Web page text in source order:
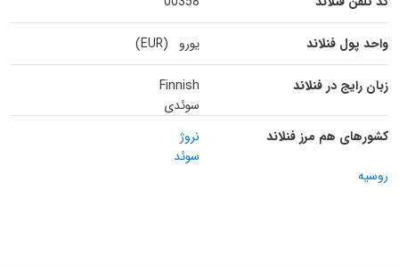
واحد پول فنلاند یورو (EUR)
زبان رایج در فنلاند
Finnish
سوئدی
کشورهای هم مرز فنلاند
نروژ
سوئد
روسیه